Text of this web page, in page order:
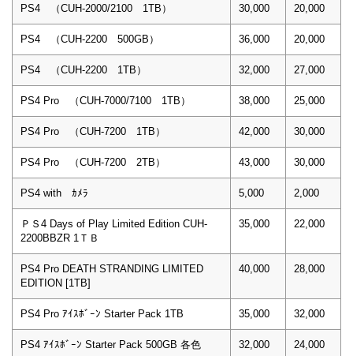
PS4 （CUH-2000/2100 1TB） 30,000 20,000
PS4 （CUH-2200 500GB） 36,000 20,000
PS4 （CUH-2200 1TB） 32,000 27,000
PS4 Pro （CUH-7000/7100 1TB） 38,000 25,000
PS4 Pro （CUH-7200 1TB） 42,000 30,000
PS4 Pro （CUH-7200 2TB） 43,000 30,000
PS4 with ｶﾒﾗ 5,000 2,000
ＰＳ4 Days of Play Limited Edition CUH-
2200BBZR 1ＴＢ
35,000 22,000
PS4 Pro DEATH STRANDING LIMITED
EDITION [1TB]
40,000 28,000
PS4 Pro ｱｲｽﾎﾞｰﾝ Starter Pack 1TB 35,000 32,000
PS4 ｱｲｽﾎﾞｰﾝ Starter Pack 500GB 各色 32,000 24,000